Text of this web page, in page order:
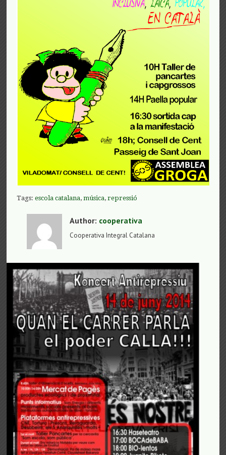
Tags:escola catalana,música,repressió
Author: cooperativa
Cooperativa Integral Catalana